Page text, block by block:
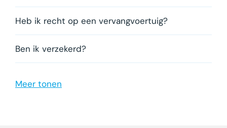
Heb ik recht op een vervangvoertuig?
Ben ik verzekerd?